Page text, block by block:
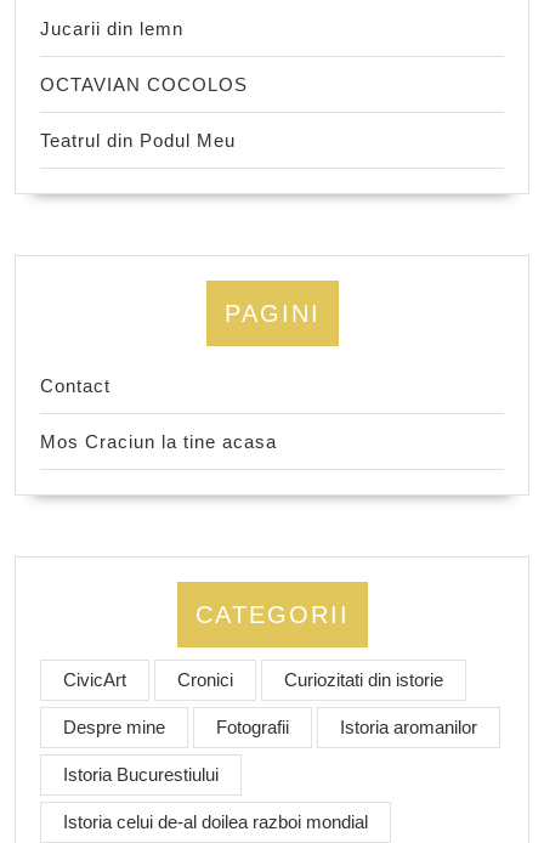
Jucarii din lemn
OCTAVIAN COCOLOS
Teatrul din Podul Meu
PAGINI
Contact
Mos Craciun la tine acasa
CATEGORII
CivicArt Cronici Curiozitati din istorie
Despre mine Fotografii Istoria aromanilor
Istoria Bucurestiului
Istoria celui de-al doilea razboi mondial